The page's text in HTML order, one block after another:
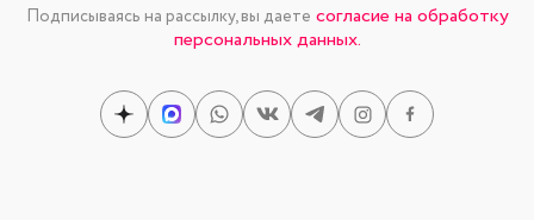
Подписываясь на рассылку, вы даете согласие на обработку
персональных данных.